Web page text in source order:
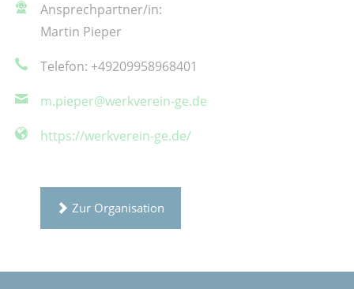
Ansprechpartner/in:
Martin Pieper
Telefon: +49209958968401
m.pieper@werkverein-ge.de
https://werkverein-ge.de/
Zur Organisation